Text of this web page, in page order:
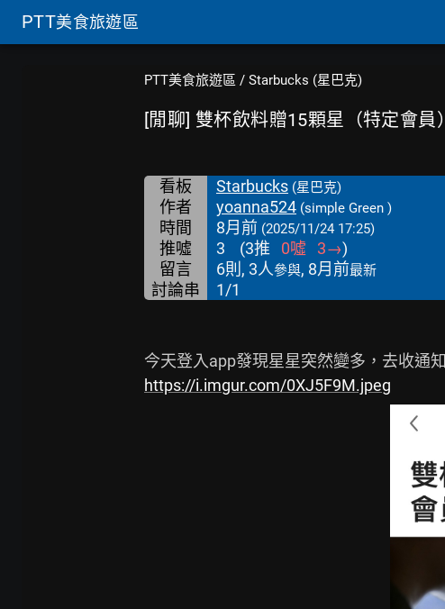
PTT美食旅遊區
PTT美食旅遊區 / Starbucks (星巴克)
[閒聊] 雙杯飲料贈15顆星（特定會員）
看板 Starbucks (星巴克)
作者 yoanna524 (simple Green )
時間 8月前 (2025/11/24 17:25)
推噓 3 (3推 0噓 3→)
留言
6則, 3人參與, 8月前最新
討論串 1/1
https://i.imgur.com/0XJ5F9M.jpeg